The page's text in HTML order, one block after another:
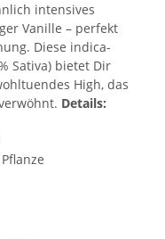
intensives
Vanille – perfekt
Diese indica-
Sativa) bietet Dir
High, das
Details: